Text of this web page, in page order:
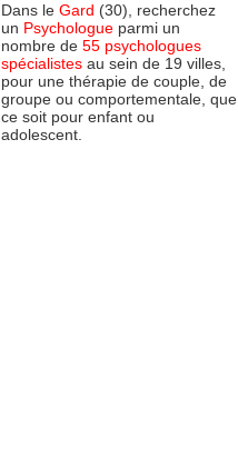
Dans le Gard (30), recherchez
un Psychologue parmi un
nombre de 55 psychologues
spécialistes au sein de 19 villes,
pour une thérapie de couple, de
groupe ou comportementale, que
ce soit pour enfant ou
adolescent.